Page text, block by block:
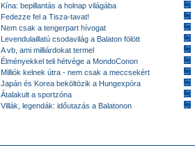
Kína: bepillantás a holnap világába
Fedezze fel a Tisza-tavat!
Nem csak a tengerpart hívogat
Levendulaillatú csodavilág a Balaton fölött
A vb, ami milliárdokat termel
Élményekkel teli hétvége a MondoConon
Milliók kelnek útra - nem csak a meccsekért
Japán és Korea beköltözik a Hungexpóra
Átalakult a sportzóna
Villák, legendák: időutazás a Balatonon